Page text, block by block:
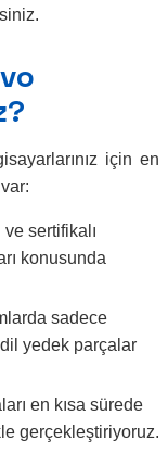
için en
sertifikalı
konusunda
sadece
yedek parçalar
en kısa sürede
gerçekleştiriyoruz.